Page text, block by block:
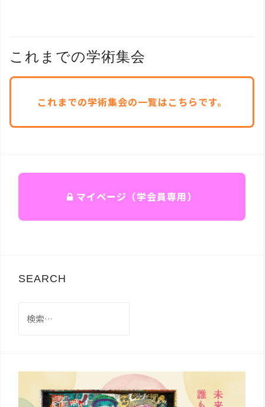
これまでの学術集会
これまでの学術集会の一覧はこちらです。
マイページ（学会員専用）
SEARCH
索: